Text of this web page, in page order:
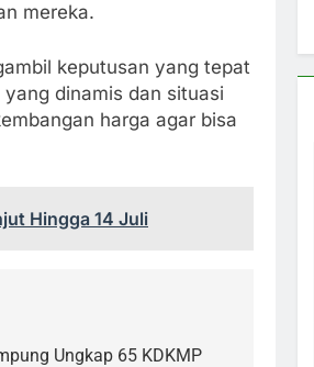
mereka.
keputusan yang tepat
dinamis dan situasi
harga agar bisa
Hingga 14 Juli
Ungkap 65 KDKMP